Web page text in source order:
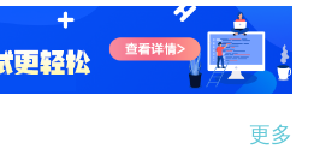
更多